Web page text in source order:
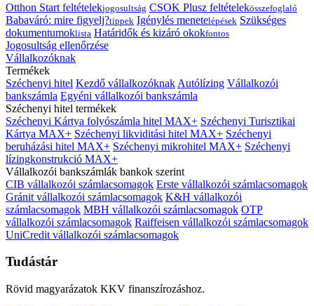
Otthon Start feltételekjogosultság CSOK Plusz feltételekösszefoglaló
Babaváró: mire figyelj?tippek Igénylés menetelépések Szükséges
dokumentumoklista Határidők és kizáró okokfontos
Jogosultság ellenőrzése
Vállalkozóknak
Termékek
Széchenyi hitel Kezdő vállalkozóknak Autólízing Vállalkozói
bankszámla Egyéni vállalkozói bankszámla
Széchenyi hitel termékek
Széchenyi Kártya folyószámla hitel MAX+ Széchenyi Turisztikai
Kártya MAX+ Széchenyi likviditási hitel MAX+ Széchenyi
beruházási hitel MAX+ Széchenyi mikrohitel MAX+ Széchenyi
lízingkonstrukció MAX+
Vállalkozói bankszámlák bankok szerint
CIB vállalkozói számlacsomagok Erste vállalkozói számlacsomagok
Gránit vállalkozói számlacsomagok K&H vállalkozói
számlacsomagok MBH vállalkozói számlacsomagok OTP
vállalkozói számlacsomagok Raiffeisen vállalkozói számlacsomagok
UniCredit vállalkozói számlacsomagok
Tudástár
Rövid magyarázatok KKV finanszírozáshoz.